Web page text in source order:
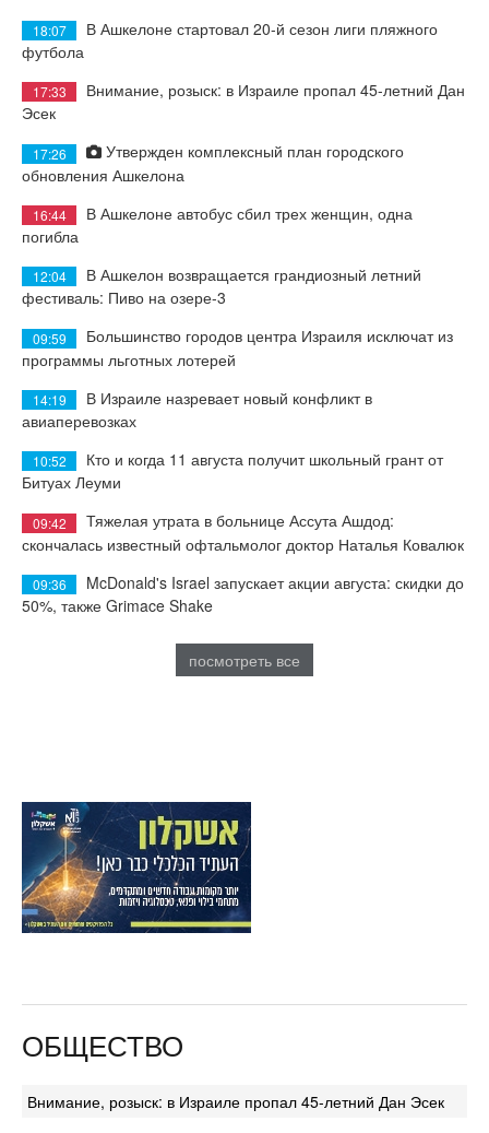
18:07
В Ашкелоне стартовал 20-й сезон лиги пляжного
футбола
17:33
Внимание, розыск: в Израиле пропал 45-летний Дан
Эсек
17:26
Утвержден комплексный план городского
обновления Ашкелона
16:44
В Ашкелоне автобус сбил трех женщин, одна
погибла
12:04
В Ашкелон возвращается грандиозный летний
фестиваль: Пиво на озере-3
09:59
Большинство городов центра Израиля исключат из
программы льготных лотерей
14:19
В Израиле назревает новый конфликт в
авиаперевозках
10:52
Кто и когда 11 августа получит школьный грант от
Битуах Леуми
09:42
Тяжелая утрата в больнице Ассута Ашдод:
скончалась известный офтальмолог доктор Наталья Ковалюк
09:36
McDonald's Israel запускает акции августа: скидки до
50%, также Grimace Shake
посмотреть все
ОБЩЕСТВО
Внимание, розыск: в Израиле пропал 45-летний Дан Эсек